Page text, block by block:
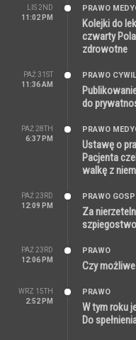
LIS 2ND
11:02 PM
PRAWO
Kolejki do
czwarty
zdrowotne
PAŹ 31ST
11:36 AM
PRAWO
do
PAŹ 28TH
6:37 PM
PRAWO
Ustawę o
Pacjenta
walkę z
PAŹ 23RD
12:09 PM
PRAWO
Za
szpiegostwo
PAŹ 23RD
12:06 PM
PRAWO
Czy
WRZ 15TH
2:52 PM
PRAWO
W tym roku
Do